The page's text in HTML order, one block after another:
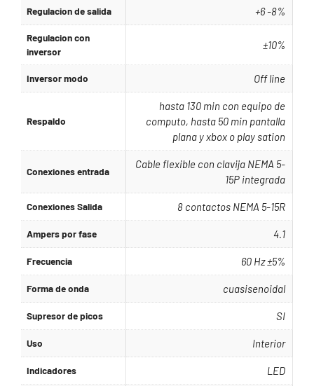
Regulacion de salida +6 -8%
Regulacion con
inversor
±10%
Inversor modo Off line
Respaldo
hasta 130 min con equipo de
computo, hasta 50 min pantalla
plana y xbox o play sation
Conexiones entrada
Cable flexible con clavija NEMA 5-
15P integrada
Conexiones Salida 8 contactos NEMA 5-15R
Ampers por fase 4.1
Frecuencia 60 Hz ±5%
Forma de onda cuasisenoidal
Supresor de picos SI
Uso Interior
Indicadores LED